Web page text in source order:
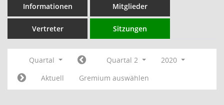
Informationen Mitglieder
Vertreter Sitzungen
Quartal Quartal 2
2020
Aktuell
Gremium auswählen